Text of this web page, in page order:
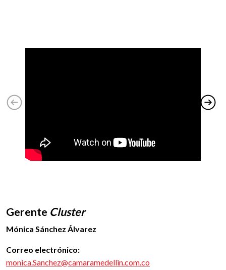
Gerente Cluster
Mónica Sánchez Álvarez
Correo electrónico:
monica.Sanchez@camaramedellin.com.co